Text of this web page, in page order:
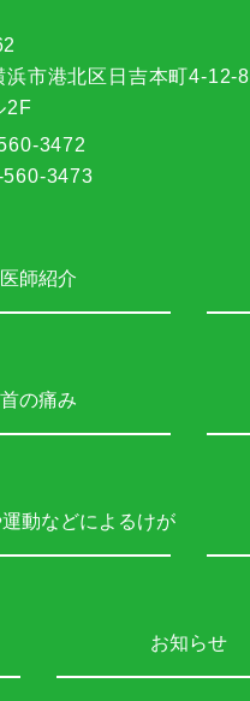
浜市港北区日吉本町4-12-8
2F
3472
3473
医師紹介
首の痛み
動などによるけが
お知らせ